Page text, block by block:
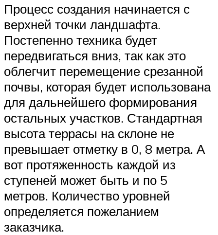
Процесс создания начинается с
верхней точки ландшафта.
Постепенно техника будет
передвигаться вниз, так как это
облегчит перемещение срезанной
почвы, которая будет использована
для дальнейшего формирования
остальных участков. Стандартная
высота террасы на склоне не
превышает отметку в 0, 8 метра. А
вот протяженность каждой из
ступеней может быть и по 5
метров. Количество уровней
определяется пожеланием
заказчика.